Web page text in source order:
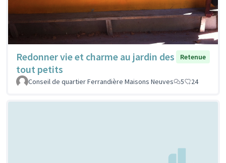
Redonner vie et charme au jardin des
tout petits
Retenue
Conseil de quartier Ferrandière Maisons Neuves 5 24